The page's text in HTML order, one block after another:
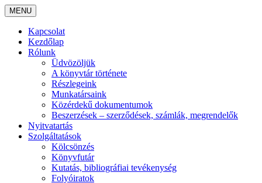
MENU
Kapcsolat
Kezdőlap
Rólunk
Üdvözöljük
A könyvtár története
Részlegeink
Munkatársaink
Közérdekű dokumentumok
Beszerzések – szerződések, számlák, megrendelők
Nyitvatartás
Szolgáltatások
Kölcsönzés
Könyvfutár
Kutatás, bibliográfiai tevékenység
Folyóiratok